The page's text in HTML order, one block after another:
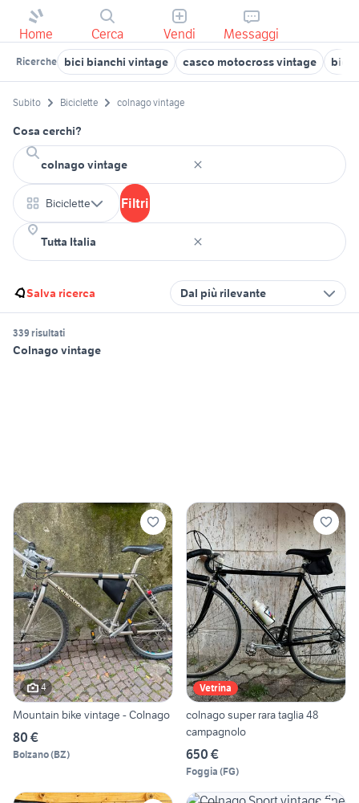
Home Cerca Vendi Messaggi
Ricerche bici bianchi vintage casco motocross vintage bici
Subito Biciclette colnago vintage
Cosa cerchi?
Biciclette Filtri
Salva ricerca Dal più rilevante
339 risultati
Colnago vintage
4
Mountain bike vintage - Colnago
80 €
Bolzano(BZ)
Vetrina
colnago super rara taglia 48
campagnolo
650 €
Foggia (FG)